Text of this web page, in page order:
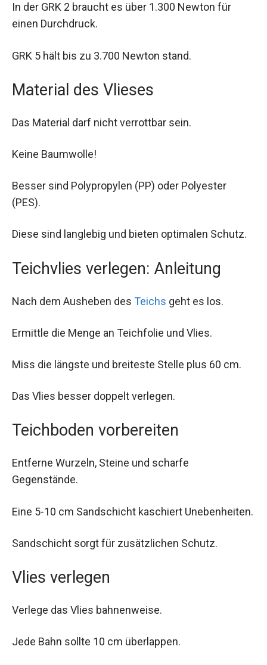
In der GRK 2 braucht es über 1.300 Newton für
einen Durchdruck.
GRK 5 hält bis zu 3.700 Newton stand.
Material des Vlieses
Das Material darf nicht verrottbar sein.
Keine Baumwolle!
Besser sind Polypropylen (PP) oder Polyester
(PES).
Diese sind langlebig und bieten optimalen Schutz.
Teichvlies verlegen: Anleitung
Nach dem Ausheben des Teichs geht es los.
Ermittle die Menge an Teichfolie und Vlies.
Miss die längste und breiteste Stelle plus 60 cm.
Das Vlies besser doppelt verlegen.
Teichboden vorbereiten
Entferne Wurzeln, Steine und scharfe
Gegenstände.
Eine 5-10 cm Sandschicht kaschiert Unebenheiten.
Sandschicht sorgt für zusätzlichen Schutz.
Vlies verlegen
Verlege das Vlies bahnenweise.
Jede Bahn sollte 10 cm überlappen.